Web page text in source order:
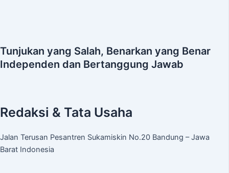
Tunjukan yang Salah, Benarkan yang Benar
Independen dan Bertanggung Jawab
Redaksi & Tata Usaha
Jalan Terusan Pesantren Sukamiskin No.20 Bandung – Jawa
Barat Indonesia